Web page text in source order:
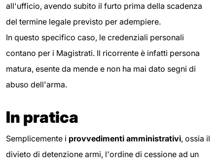
all'ufficio, avendo subito il furto prima della scadenza
del termine legale previsto per adempiere.
In questo specifico caso, le credenziali personali
contano per i Magistrati. Il ricorrente è infatti persona
matura, esente da mende e non ha mai dato segni di
abuso dell'arma.
In pratica
Semplicemente i provvedimenti amministrativi, ossia il
divieto di detenzione armi, l'ordine di cessione ad un